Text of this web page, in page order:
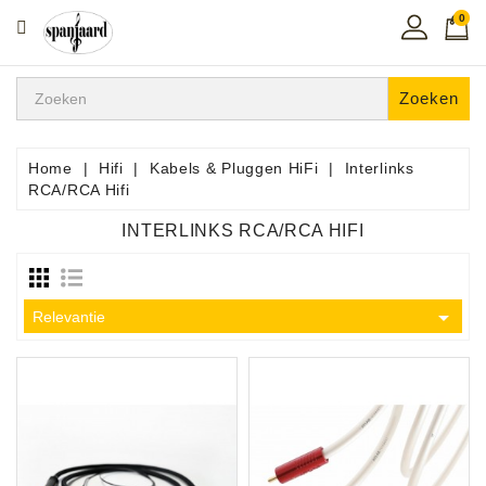
CATEGORIE
Home
In
De
Instrumenten
Hifi
0
Zoeken
Home Hifi Kabels & Pluggen HiFi
Interlinks
RCA/RCA Hifi
INTERLINKS RCA/RCA HIFI
Relevantie 